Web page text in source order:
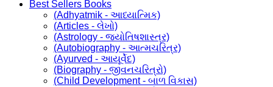
Best Sellers Books
(Adhyatmik - આધ્યાત્મિક)
(Articles - લેખો)
(Astrology - જ્યોતિષશાસ્ત્ર)
(Autobiography - આત્મચરિત્ર)
(Ayurved - આયૂર્વેદ)
(Biography - જીવનચરિત્રો)
(Child Development - બાળ વિકાસ)